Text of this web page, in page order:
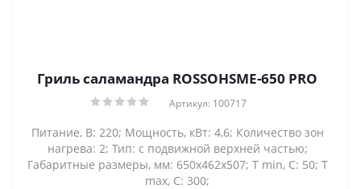
Гриль саламандра ROSSOHSME-650 PRO
Артикул: 100717
Питание, В: 220; Мощность, кВт: 4,6; Количество зон
нагрева: 2; Тип: с подвижной верхней частью;
Габаритные размеры, мм: 650х462х507; Т min, С: 50; Т
max, С: 300;